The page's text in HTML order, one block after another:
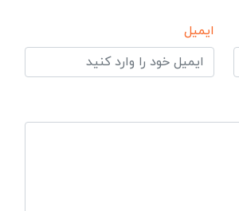
ایمیل